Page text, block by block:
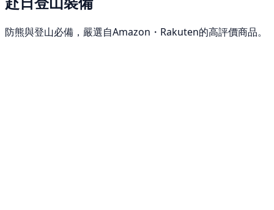
防熊與登山必備，嚴選自Amazon・Rakuten的高評價商品。